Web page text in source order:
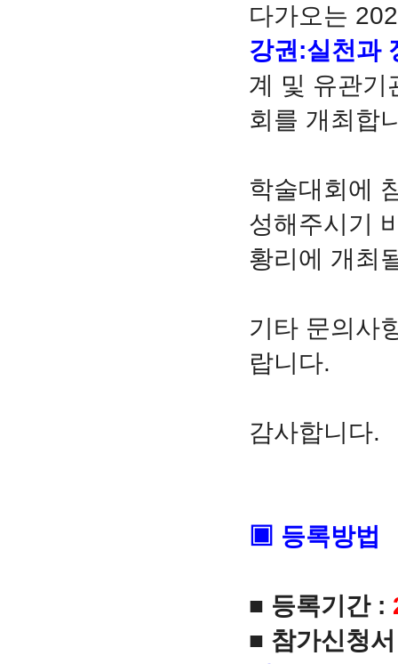
다가오는
강권:실천과
계 및 유관기
회를 개최합
학술대회에
성해주시기
황리에 개최
기타 문의사
랍니다.
감사합니다.
▣ 등록방법
■ 등록기간 :
■ 참가신청